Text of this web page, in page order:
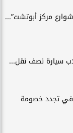
مركز أبوتشت”...
في تجدد خصومة